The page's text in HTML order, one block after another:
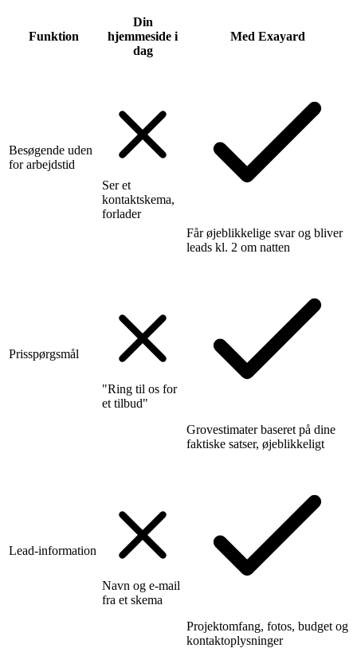
Funktion
Din
hjemmeside i
dag
Med Exayard
Besøgende uden
for arbejdstid
Ser et
kontaktskema,
forlader
Får øjeblikkelige svar og bliver
leads kl. 2 om natten
Prisspørgsmål
"Ring til os for
et tilbud"
Grovestimater baseret på dine
faktiske satser, øjeblikkeligt
Lead-information
Navn og e-mail
fra et skema
Projektomfang, fotos, budget og
kontaktoplysninger